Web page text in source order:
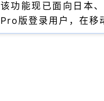
该功能现已面向日本
Pro版登录用户，在移